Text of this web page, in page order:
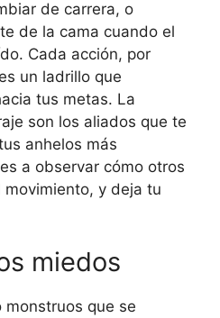
de carrera, o
de la cama cuando el
Cada acción, por
un ladrillo que
tus metas. La
son los aliados que te
anhelos más
a observar cómo otros
y deja tu
miedos
monstruos que se